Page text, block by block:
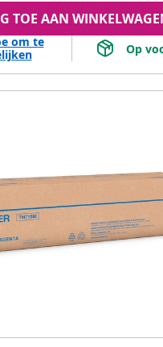
TOE AAN
om te
Op